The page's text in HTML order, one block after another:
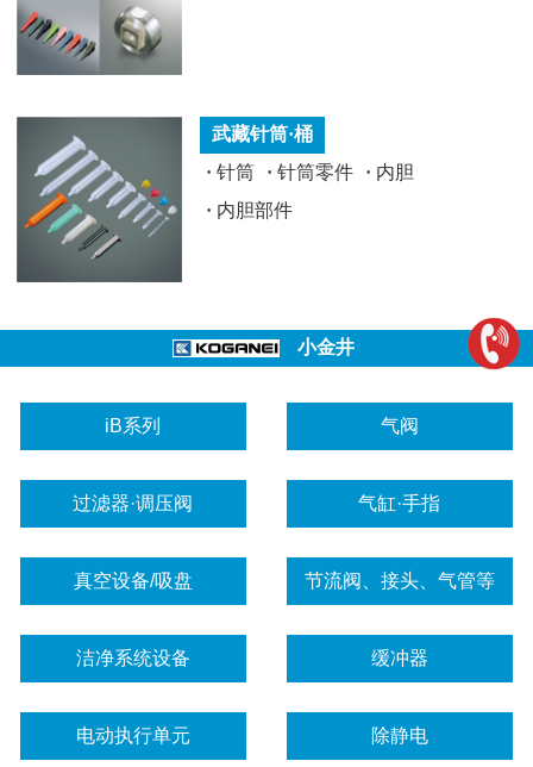
武藏针筒·桶
· 针筒 · 针筒零件 · 内胆
· 内胆部件
小金井
iB系列 气阀
过滤器·调压阀 气缸·手指
真空设备/吸盘 节流阀、接头、气管等
洁净系统设备 缓冲器
电动执行单元 除静电